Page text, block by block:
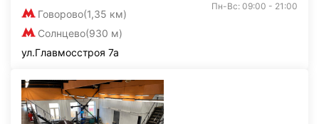
Говорово(1,35 км)
Солнцево(930 м)
Пн-Вс: 09:00 - 21:00
ул.Главмосстроя 7а